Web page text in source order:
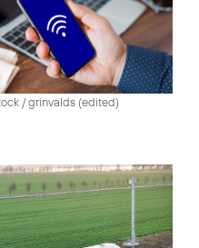
/ grinvalds (edited)